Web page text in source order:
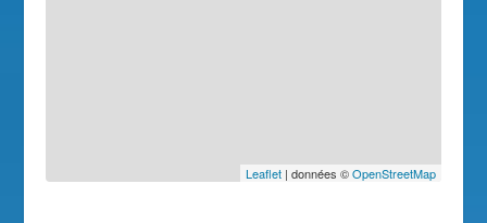
Leaflet| données ©OpenStreetMap